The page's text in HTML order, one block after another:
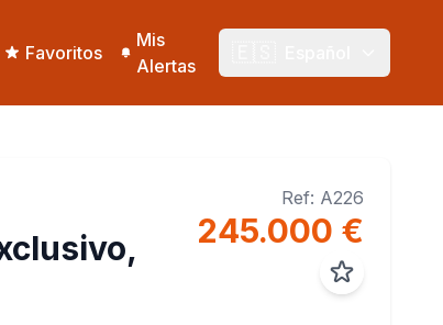
Favoritos
Mis
Alertas
Ref: A226
245.000 €